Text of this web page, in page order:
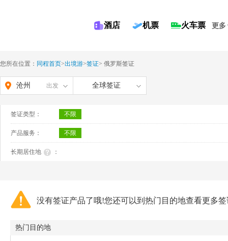
酒店 机票 火车票 更多
您所在位置： 同程首页>出境游>签证> 俄罗斯签证
沧州 出发 全球签证
签证类型： 不限
产品服务： 不限
长期居住地 ：
没有签证产品了哦!您还可以到热门目的地查看更多
热门目的地